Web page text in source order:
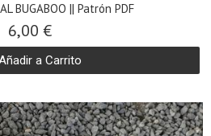
BUGABOO || Patrón PDF
6,00 €
a Carrito